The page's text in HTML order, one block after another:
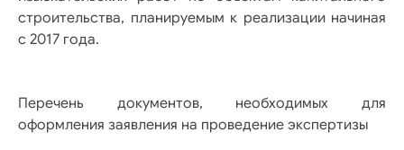
строительства, планируемым к реализации начиная
с 2017 года.
Перечень документов, необходимых для
оформления заявления на проведение экспертизы